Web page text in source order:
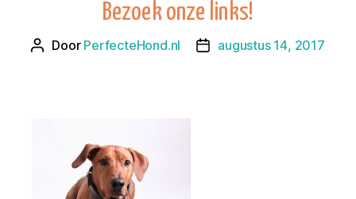
Bezoek onze links!
Berichtauteur
Door PerfecteHond.nl Berichtdatum
augustus 14, 2017